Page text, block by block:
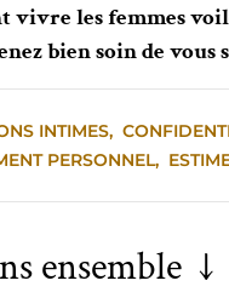
vivre les femmes
bien soin de vous
INTIMES,
PERSONNEL,
ensemble ↓